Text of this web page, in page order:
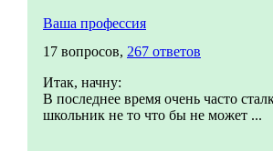
Ваша профессия
17 вопросов, 267 ответов
Итак, начну:
В последнее время очень часто
школьник не то что бы не может ...